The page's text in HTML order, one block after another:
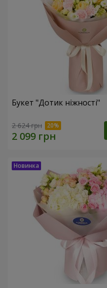
Букет "Дотик ніжності"
2 624 грн